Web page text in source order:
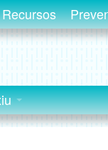
Recursos